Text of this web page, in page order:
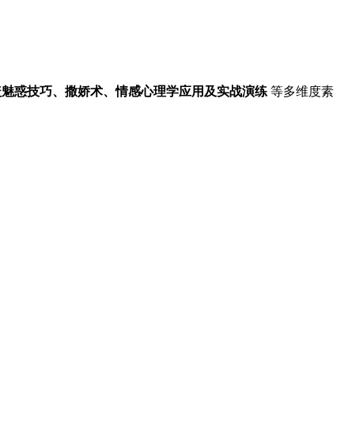
惑技巧、撒娇术、情感心理学应用及实战演练 等多维度素